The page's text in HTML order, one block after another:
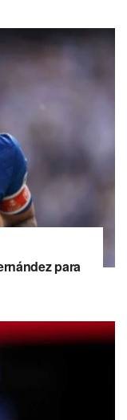
para